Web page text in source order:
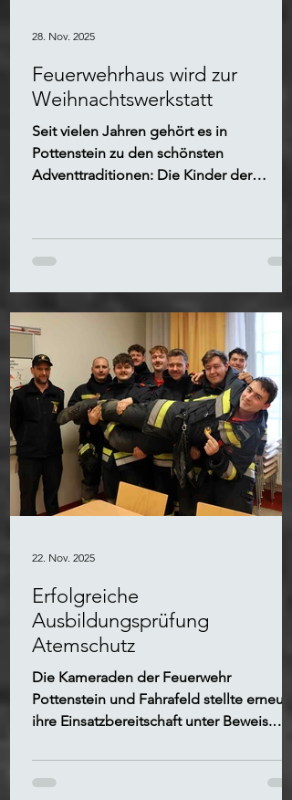
Feuerwehrhaus wird zur
Weihnachtswerkstatt
Seit vielen Jahren gehört es in
Pottenstein zu den schönsten
Adventtraditionen: Die Kinder der
selbstgebasteltem Schmuck.
28. Nov. 2025
Erfolgreiche
Ausbildungsprüfung
Atemschutz
Die Kameraden der Feuerwehr
Pottenstein und Fahrafeld stellte erneut
ihre Einsatzbereitschaft unter Beweis.
erfolgreich die Ausbildungsprüfung.
22. Nov. 2025